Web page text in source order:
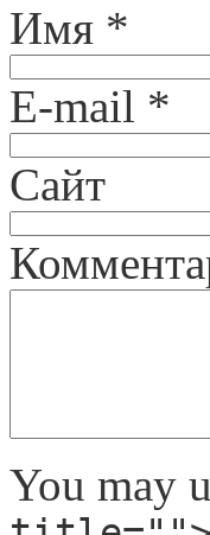
Имя *
E-mail *
Сайт
You may